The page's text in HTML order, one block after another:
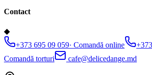
Contact
◆
+373 695 09 059· Comandă online
Comandă torturi
cafe@delicedange.md